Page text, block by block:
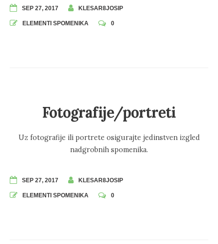
SEP 27, 2017 KLESAR8JOSIP
ELEMENTI SPOMENIKA 0
Fotografije/portreti
Uz fotografije ili portrete osigurajte jedinstven izgled
nadgrobnih spomenika.
SEP 27, 2017 KLESAR8JOSIP
ELEMENTI SPOMENIKA 0